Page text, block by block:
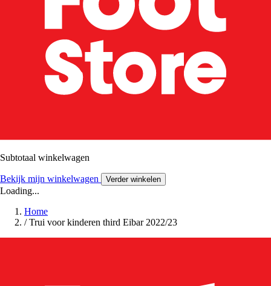
Subtotaal winkelwagen
Bekijk mijn winkelwagen Verder winkelen
Loading...
Home
/ Trui voor kinderen third Eibar 2022/23